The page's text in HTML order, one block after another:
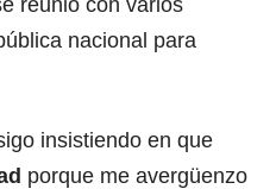
nacional para
insistiendo en que
porque me avergüenzo